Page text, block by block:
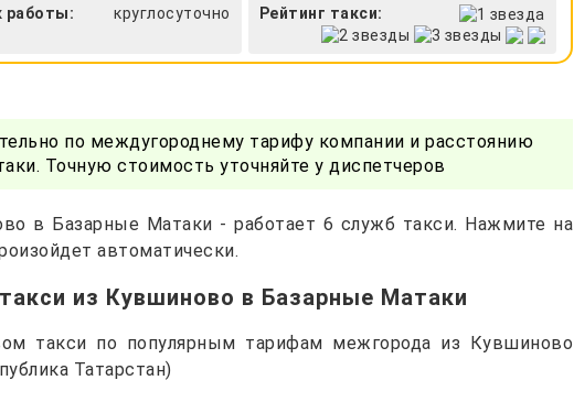
работы: круглосуточно Рейтинг такси:
по междугороднему тарифу компании и расстоянию
Точную стоимость уточняйте у диспетчеров
в Базарные Матаки - работает 6 служб такси. Нажмите на
автоматически.
из Кувшиново в Базарные Матаки
такси по популярным тарифам межгорода из Кувшиново
Татарстан)